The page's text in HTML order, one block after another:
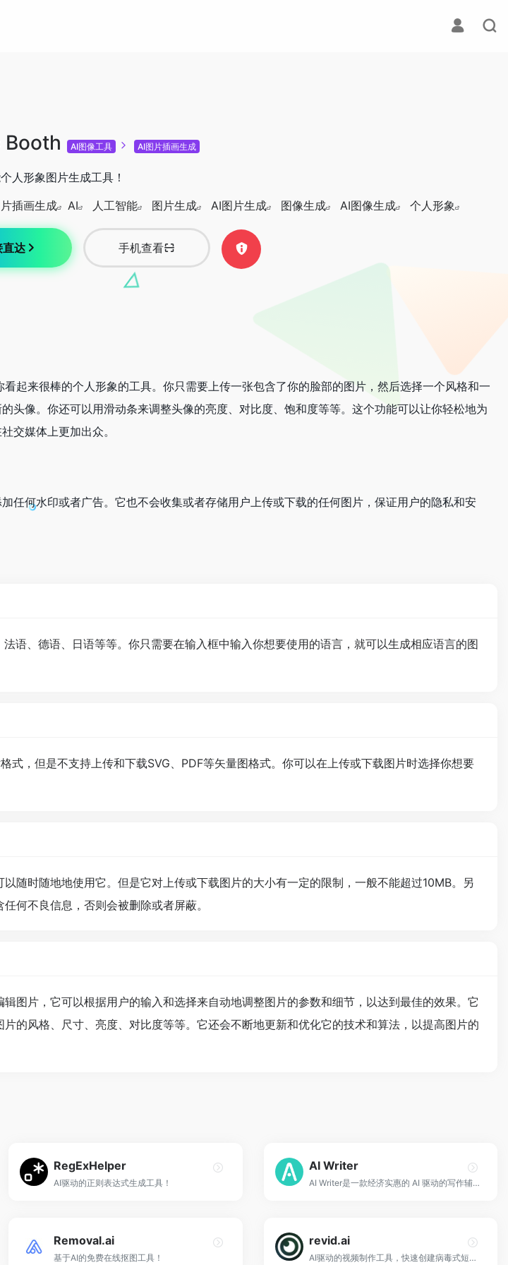
Booth AI图像工具 AI图片插画生成
人形象图片生成工具！
插画生成 AI 人工智能 图片生成 AI图片生成 图像生成 AI图像生成 个人形象
直达 手机查看
起来很棒的个人形象的工具。你只需要上传一张包含了你的脸部的图片，然后选择一个风格和一
头像。你还可以用滑动条来调整头像的亮度、对比度、饱和度等等。这个功能可以让你轻松地为
交媒体上更加出众。
任何水印或者广告。它也不会收集或者存储用户上传或下载的任何图片，保证用户的隐私和安
语、德语、日语等等。你只需要在输入框中输入你想要使用的语言，就可以生成相应语言的图
式，但是不支持上传和下载SVG、PDF等矢量图格式。你可以在上传或下载图片时选择你想要
随时随地地使用它。但是它对上传或下载图片的大小有一定的限制，一般不能超过10MB。另
何不良信息，否则会被删除或者屏蔽。
图片，它可以根据用户的输入和选择来自动地调整图片的参数和细节，以达到最佳的效果。它
的风格、尺寸、亮度、对比度等等。它还会不断地更新和优化它的技术和算法，以提高图片的
RegExHelper
AI驱动的正则表达式生成工具！
AI Writer
AI Writer是一款经济实惠的 AI 驱动的写作辅助工具，旨在帮助用户创建编写良好、无错误的文档。
Removal.ai
基于AI的免费在线抠图工具！
revid.ai
AI驱动的视频制作工具，快速创建病毒式短视频。